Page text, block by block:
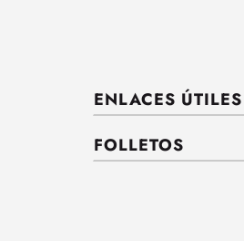
ENLACES ÚTILES
FOLLETOS